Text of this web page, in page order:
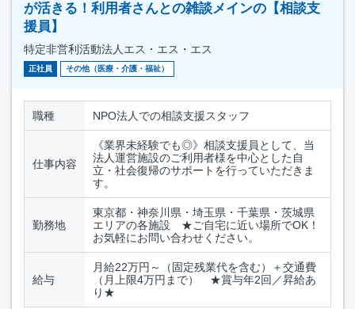
が活きる！利用者さんとの雑談メインの【相談支
援員】
特定非営利活動法人エス・エス・エス
正社員 その他（医療・介護・福祉）
職種 NPO法人での相談支援スタッフ
仕事内容
《業界未経験でも◎》相談支援員として、当
法人運営施設のご利用者様を中心とした自
立・社会復帰のサポートを行っていただきま
す。
勤務地
東京都・神奈川県・埼玉県・千葉県・茨城県
エリアの各施設 ★ご自宅に近い場所でOK！
お気軽にお問い合わせください。
給与
月給22万円～（固定残業代を含む）＋交通費
（月上限4万円まで） ★賞与年2回／昇給あ
り★